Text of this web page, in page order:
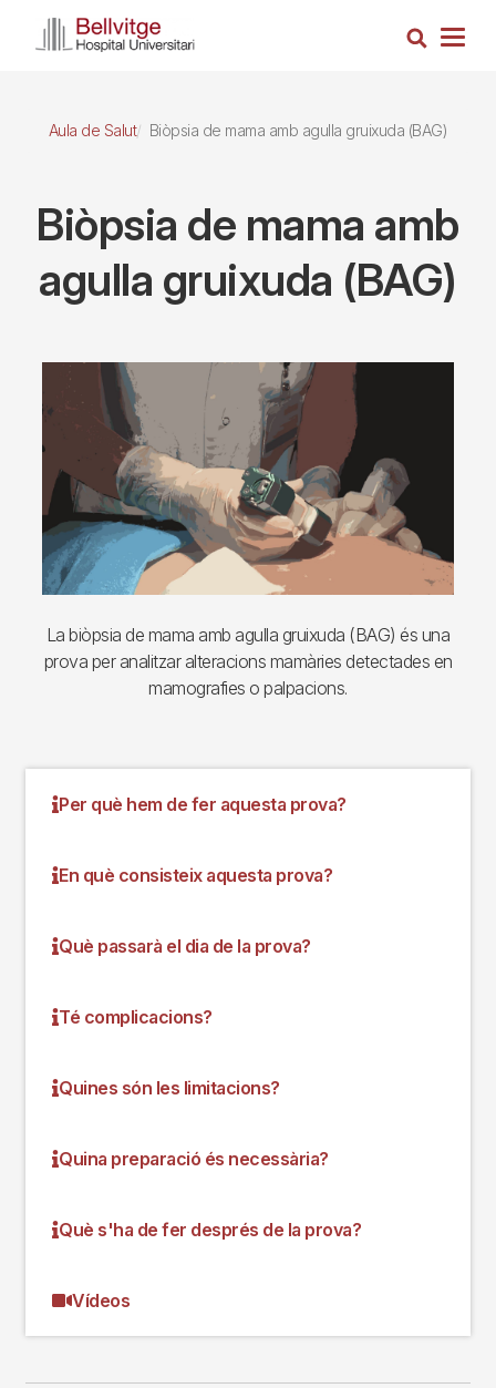
Cerca
Aula de Salut Biòpsia de mama amb agulla gruixuda (BAG)
Biòpsia de mama amb
agulla gruixuda (BAG)
Imagen
La biòpsia de mama amb agulla gruixuda (BAG) és una
prova per analitzar alteracions mamàries detectades en
mamografies o palpacions.
Per què hem de fer aquesta prova?
En què consisteix aquesta prova?
Què passarà el dia de la prova?
Té complicacions?
Quines són les limitacions?
Quina preparació és necessària?
Què s'ha de fer després de la prova?
Vídeos